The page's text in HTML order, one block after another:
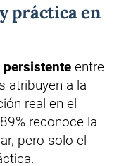
práctica en
persistente entre
atribuyen a la
real en el
reconoce la
pero solo el